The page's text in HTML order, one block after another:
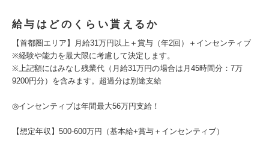
給与はどのくらい貰えるか
【首都圏エリア】月給31万円以上＋賞与（年2回）＋インセンティブ
※経験や能力を最大限に考慮して決定します。
※上記額にはみなし残業代（月給31万円の場合は月45時間分：7万
9200円分）を含みます。超過分は別途支給
◎インセンティブは年間最大56万円支給！
【想定年収】500-600万円（基本給+賞与＋インセンティブ）